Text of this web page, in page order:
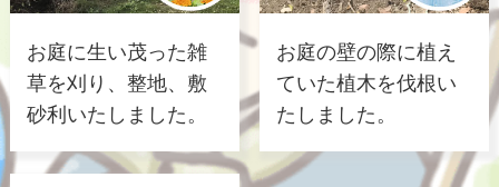
お庭に生い茂った雑
草を刈り、整地、敷
砂利いたしました。
お庭の壁の際に植え
ていた植木を伐根い
たしました。